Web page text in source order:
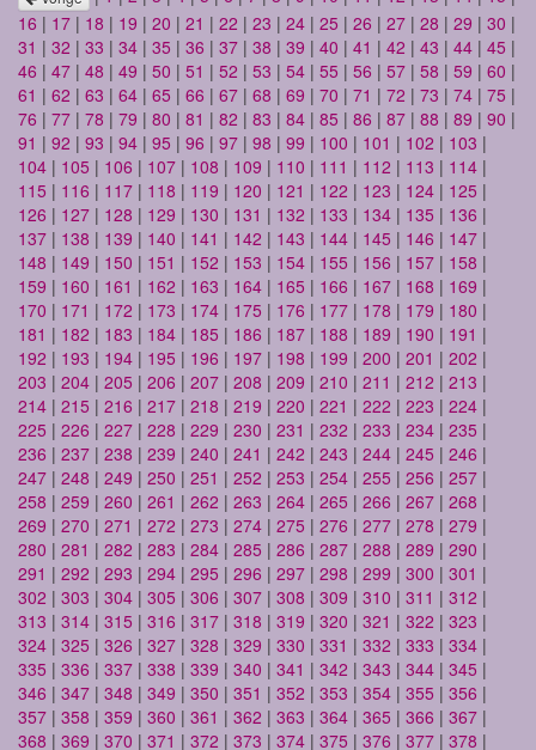
16 | 17 | 18 | 19 | 20 | 21 | 22 | 23 | 24 | 25 | 26 | 27 | 28 | 29 | 30 |
31 | 32 | 33 | 34 | 35 | 36 | 37 | 38 | 39 | 40 | 41 | 42 | 43 | 44 | 45 |
46 | 47 | 48 | 49 | 50 | 51 | 52 | 53 | 54 | 55 | 56 | 57 | 58 | 59 | 60 |
61 | 62 | 63 | 64 | 65 | 66 | 67 | 68 | 69 | 70 | 71 | 72 | 73 | 74 | 75 |
76 | 77 | 78 | 79 | 80 | 81 | 82 | 83 | 84 | 85 | 86 | 87 | 88 | 89 | 90 |
91 | 92 | 93 | 94 | 95 | 96 | 97 | 98 | 99 | 100 | 101 | 102 | 103 |
104 | 105 | 106 | 107 | 108 | 109 | 110 | 111 | 112 | 113 | 114 |
115 | 116 | 117 | 118 | 119 | 120 | 121 | 122 | 123 | 124 | 125 |
126 | 127 | 128 | 129 | 130 | 131 | 132 | 133 | 134 | 135 | 136 |
137 | 138 | 139 | 140 | 141 | 142 | 143 | 144 | 145 | 146 | 147 |
148 | 149 | 150 | 151 | 152 | 153 | 154 | 155 | 156 | 157 | 158 |
159 | 160 | 161 | 162 | 163 | 164 | 165 | 166 | 167 | 168 | 169 |
170 | 171 | 172 | 173 | 174 | 175 | 176 | 177 | 178 | 179 | 180 |
181 | 182 | 183 | 184 | 185 | 186 | 187 | 188 | 189 | 190 | 191 |
192 | 193 | 194 | 195 | 196 | 197 | 198 | 199 | 200 | 201 | 202 |
203 | 204 | 205 | 206 | 207 | 208 | 209 | 210 | 211 | 212 | 213 |
214 | 215 | 216 | 217 | 218 | 219 | 220 | 221 | 222 | 223 | 224 |
225 | 226 | 227 | 228 | 229 | 230 | 231 | 232 | 233 | 234 | 235 |
236 | 237 | 238 | 239 | 240 | 241 | 242 | 243 | 244 | 245 | 246 |
247 | 248 | 249 | 250 | 251 | 252 | 253 | 254 | 255 | 256 | 257 |
258 | 259 | 260 | 261 | 262 | 263 | 264 | 265 | 266 | 267 | 268 |
269 | 270 | 271 | 272 | 273 | 274 | 275 | 276 | 277 | 278 | 279 |
280 | 281 | 282 | 283 | 284 | 285 | 286 | 287 | 288 | 289 | 290 |
291 | 292 | 293 | 294 | 295 | 296 | 297 | 298 | 299 | 300 | 301 |
302 | 303 | 304 | 305 | 306 | 307 | 308 | 309 | 310 | 311 | 312 |
313 | 314 | 315 | 316 | 317 | 318 | 319 | 320 | 321 | 322 | 323 |
324 | 325 | 326 | 327 | 328 | 329 | 330 | 331 | 332 | 333 | 334 |
335 | 336 | 337 | 338 | 339 | 340 | 341 | 342 | 343 | 344 | 345 |
346 | 347 | 348 | 349 | 350 | 351 | 352 | 353 | 354 | 355 | 356 |
357 | 358 | 359 | 360 | 361 | 362 | 363 | 364 | 365 | 366 | 367 |
368 | 369 | 370 | 371 | 372 | 373 | 374 | 375 | 376 | 377 | 378 |